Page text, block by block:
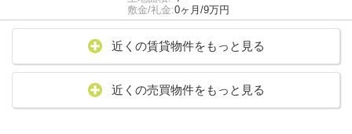
敷金/礼金:0ヶ月/9万円
近くの賃貸物件をもっと見る
近くの売買物件をもっと見る